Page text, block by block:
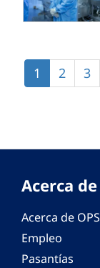
Página
actual
1 Página
2 3
Acerca de
Acerca de
Empleo
Pasantías